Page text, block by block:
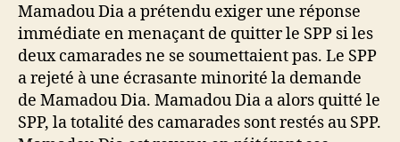
Mamadou Dia a prétendu exiger une réponse
immédiate en menaçant de quitter le SPP si les
deux camarades ne se soumettaient pas. Le SPP
a rejeté à une écrasante minorité la demande
de Mamadou Dia. Mamadou Dia a alors quitté le
SPP, la totalité des camarades sont restés au SPP.